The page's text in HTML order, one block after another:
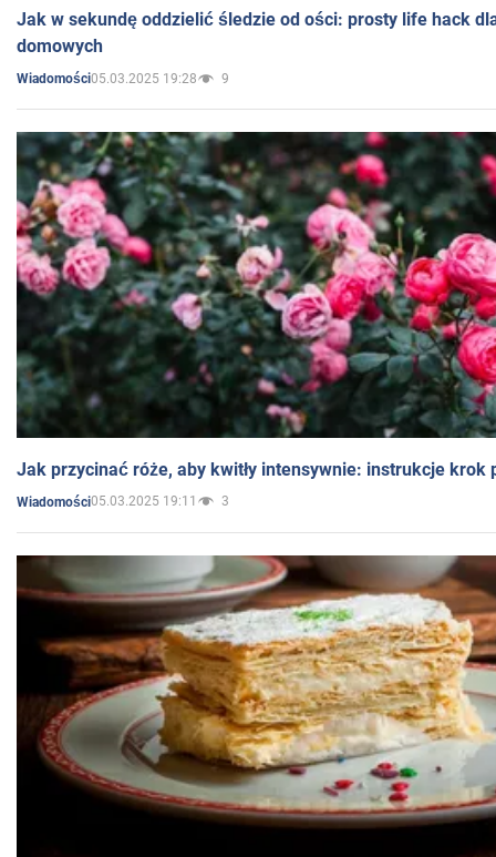
Jak w sekundę oddzielić śledzie od ości: prosty life hack
domowych
Wiadomości05.03.2025 19:28 9
Jak przycinać róże, aby kwitły intensywnie: instrukcje krok
Wiadomości05.03.2025 19:11 3